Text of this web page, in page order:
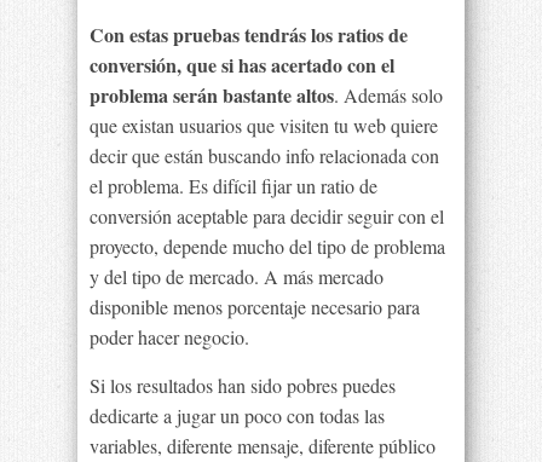
Con estas pruebas tendrás los ratios de
conversión, que si has acertado con el
problema serán bastante altos. Además solo
que existan usuarios que visiten tu web quiere
decir que están buscando info relacionada con
el problema. Es difícil fijar un ratio de
conversión aceptable para decidir seguir con el
proyecto, depende mucho del tipo de problema
y del tipo de mercado. A más mercado
disponible menos porcentaje necesario para
poder hacer negocio.
Si los resultados han sido pobres puedes
dedicarte a jugar un poco con todas las
variables, diferente mensaje, diferente público